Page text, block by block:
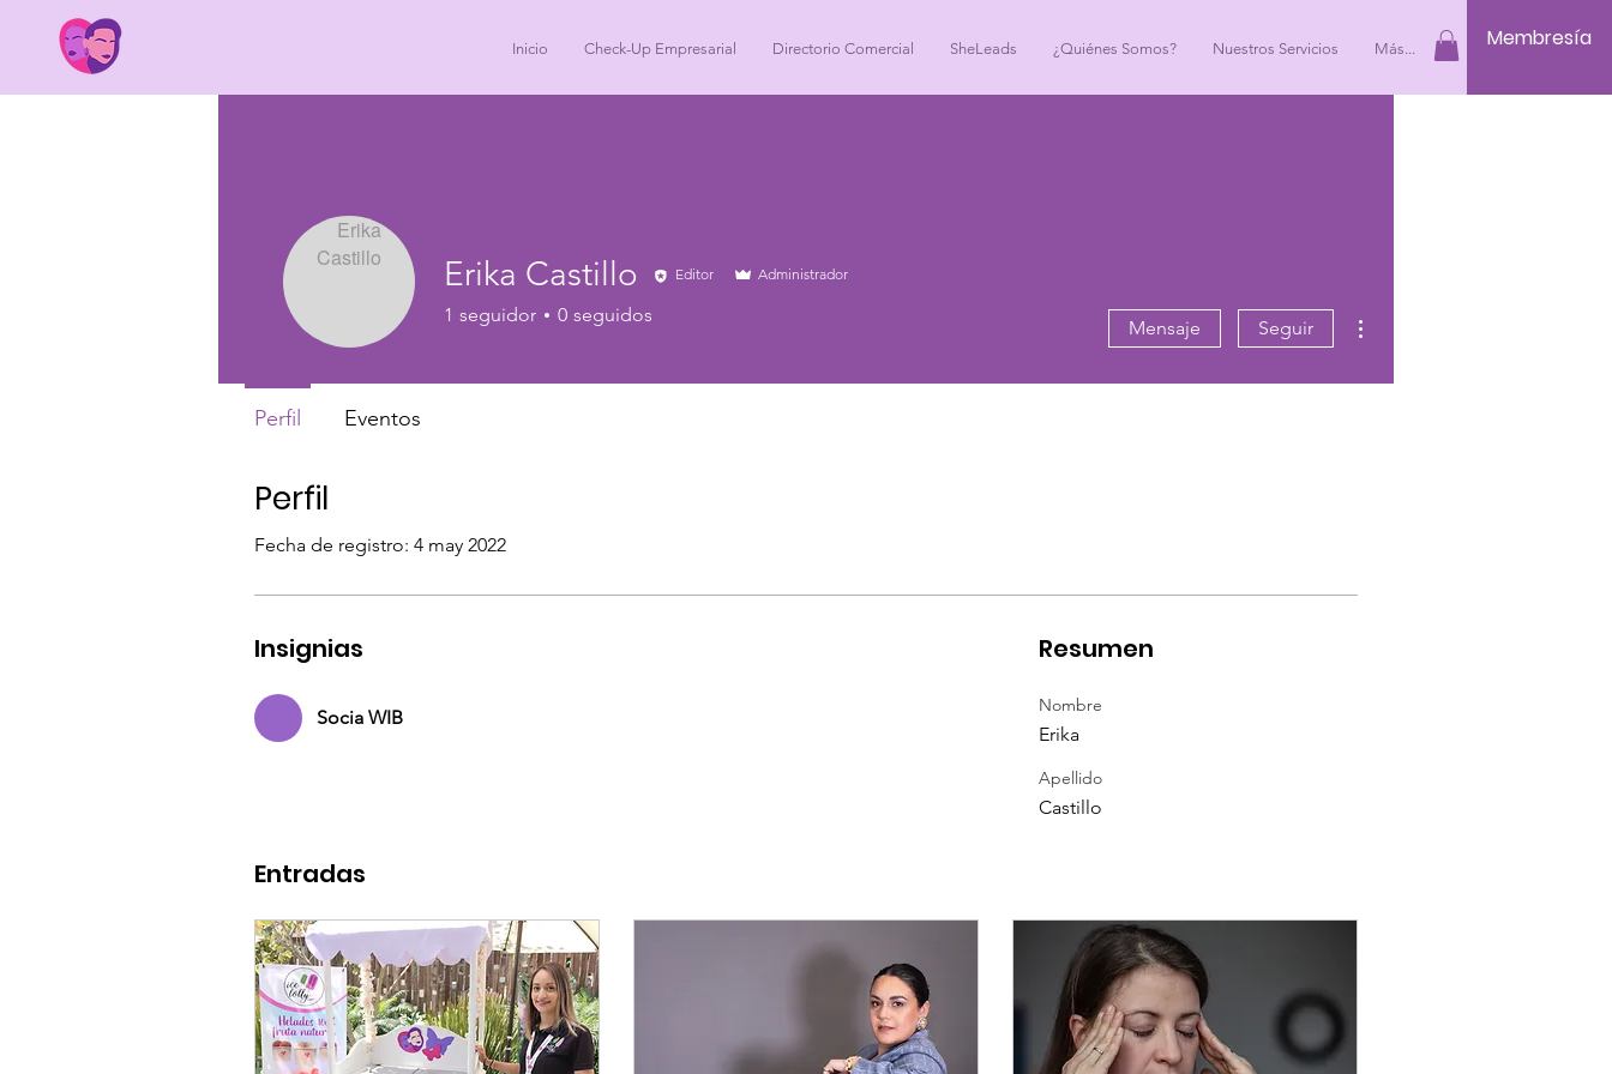
Inicio Check-Up Empresarial Directorio Comercial SheLeads ¿Quiénes Somos? Nuestros Servicios Más... Membresía
Perfil
Fecha de registro: 4 may 2022
Insignias
Socia WIB
Resumen
Nombre
Erika
Apellido
Castillo
Entradas
Erika Castillo Editor Administrador
1 seguidor 0 seguidos
Mensaje Seguir
Perfil Eventos